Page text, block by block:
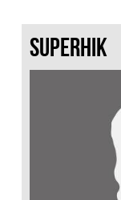
SUPERHIK